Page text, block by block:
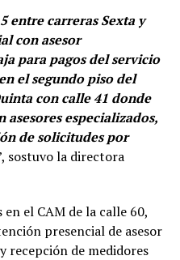
entre carreras Sexta y
con asesor
para pagos del servicio
el segundo piso del
con calle 41 donde
especializados,
de solicitudes por
sostuvo la directora
el CAM de la calle 60,
presencial de asesor
recepción de medidores